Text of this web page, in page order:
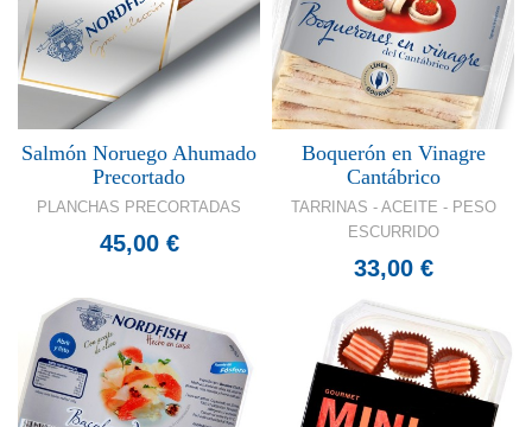
Salmón Noruego Ahumado
Precortado
PLANCHAS PRECORTADAS
45,00 €
Boquerón en Vinagre
Cantábrico
TARRINAS - ACEITE - PESO
ESCURRIDO
33,00 €